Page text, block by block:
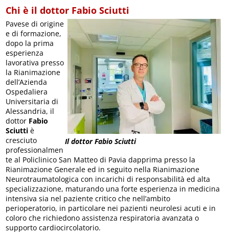
Chi è il dottor Fabio Sciutti
Il dottor Fabio Sciutti
Pavese di origine
e di formazione,
dopo la prima
esperienza
lavorativa presso
la Rianimazione
dell’Azienda
Ospedaliera
Universitaria di
Alessandria, il
dottor Fabio
Sciutti è
cresciuto
professionalmen
te al Policlinico San Matteo di Pavia dapprima presso la
Rianimazione Generale ed in seguito nella Rianimazione
Neurotraumatologica con incarichi di responsabilità ed alta
specializzazione, maturando una forte esperienza in medicina
intensiva sia nel paziente critico che nell’ambito
perioperatorio, in particolare nei pazienti neurolesi acuti e in
coloro che richiedono assistenza respiratoria avanzata o
supporto cardiocircolatorio.